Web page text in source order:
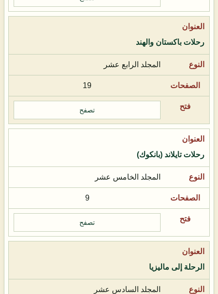
رحلات باكستان والهند
المجلد الرابع عشر
19
تصفح
رحلات تايلاند (بانكوك)
المجلد الخامس عشر
9
تصفح
الرحلة إلى ماليزيا
المجلد السادس عشر